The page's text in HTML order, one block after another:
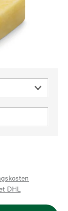
DHL